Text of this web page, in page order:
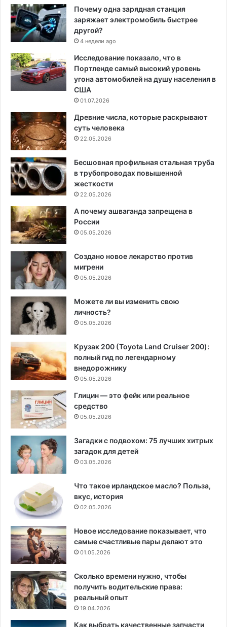
Почему одна зарядная станция
заряжает электромобиль быстрее
другой?
4 недели ago
Исследование показало, что в
Портленде самый высокий уровень
угона автомобилей на душу населения в
США
01.07.2026
Древние числа, которые раскрывают
суть человека
22.05.2026
Бесшовная профильная стальная труба
в трубопроводах повышенной
жесткости
22.05.2026
А почему ашваганда запрещена в
России
05.05.2026
Создано новое лекарство против
мигрени
05.05.2026
Можете ли вы изменить свою
личность?
05.05.2026
Крузак 200 (Toyota Land Cruiser 200):
полный гид по легендарному
внедорожнику
05.05.2026
Глицин — это фейк или реальное
средство
05.05.2026
Загадки с подвохом: 75 лучших хитрых
загадок для детей
03.05.2026
Что такое ирландское масло? Польза,
вкус, история
02.05.2026
Новое исследование показывает, что
самые счастливые пары делают это
01.05.2026
Сколько времени нужно, чтобы
получить водительские права:
реальный опыт
19.04.2026
Как выбрать качественные запчасти